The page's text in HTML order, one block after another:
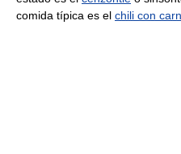
comida típica es el chili con